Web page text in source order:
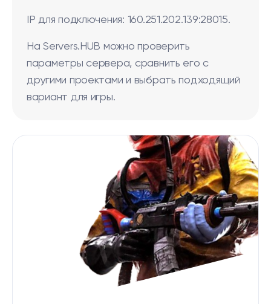
IP для подключения: 160.251.202.139:28015.
На Servers.HUB можно проверить
параметры сервера, сравнить его с
другими проектами и выбрать подходящий
вариант для игры.